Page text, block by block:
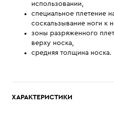
использовании,
специальное плетение
соскальзывание ноги к
зоны разряженного
верху носка,
средняя толщина носка.
ХАРАКТЕРИСТИКИ